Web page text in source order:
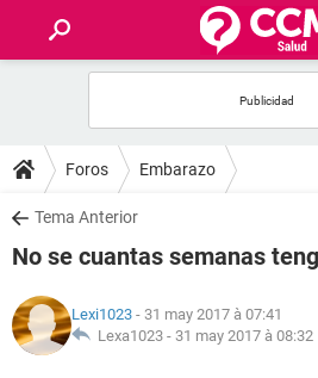
FORUMS
SALUD
NUTRICIÓN
Foros Embarazo
Tema Anterior
No se cuantas semanas
Lexi1023 - 31 may 2017 à 07:41
Lexa1023 - 31 may 2017 à 08:32